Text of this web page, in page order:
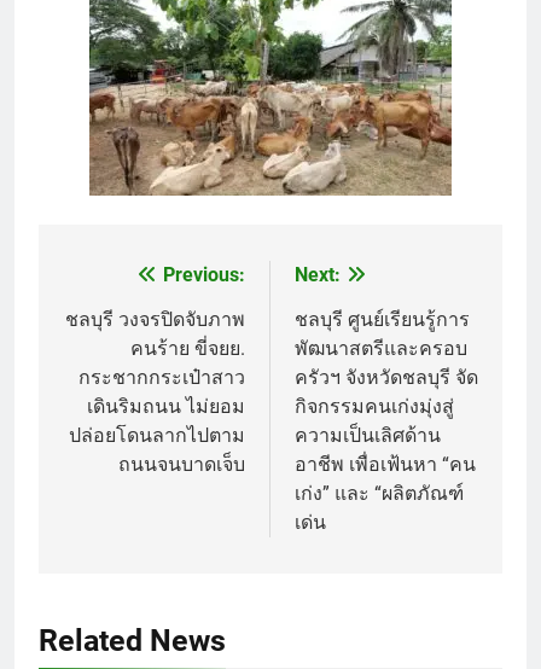
navigation
Previous:
ชลบุรี วงจรปิดจับภาพ
คนร้าย ขี่จยย.
กระชากกระเป๋าสาว
เดินริมถนน ไม่ยอม
ปล่อยโดนลากไปตาม
ถนนจนบาดเจ็บ
Next:
ชลบุรี ศูนย์เรียนรู้การ
พัฒนาสตรีและครอบ
ครัวฯ จังหวัดชลบุรี จัด
กิจกรรมคนเก่งมุ่งสู่
ความเป็นเลิศด้าน
อาชีพ เพื่อเฟ้นหา “คน
เก่ง” และ “ผลิตภัณฑ์
เด่น
Related News